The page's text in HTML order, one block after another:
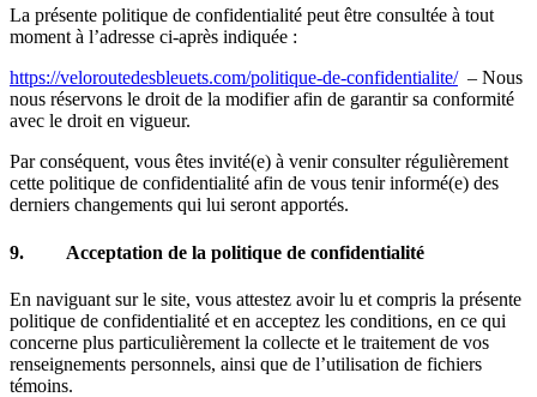
La présente politique de confidentialité peut être consultée à tout
moment à l’adresse ci-après indiquée :
https://veloroutedesbleuets.com/politique-de-confidentialite/– Nous
nous réservons le droit de la modifier afin de garantir sa conformité
avec le droit en vigueur.
Par conséquent, vous êtes invité(e) à venir consulter régulièrement
cette politique de confidentialité afin de vous tenir informé(e) des
derniers changements qui lui seront apportés.
9. Acceptation de la politique de confidentialité
En naviguant sur le site, vous attestez avoir lu et compris la présente
politique de confidentialité et en acceptez les conditions, en ce qui
concerne plus particulièrement la collecte et le traitement de vos
renseignements personnels, ainsi que de l’utilisation de fichiers
témoins.